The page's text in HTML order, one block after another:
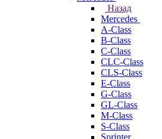
Назад
Mercedes
A-Class
B-Class
C-Class
CLC-Class
CLS-Class
E-Class
G-Class
GL-Class
M-Class
S-Class
Sprinter